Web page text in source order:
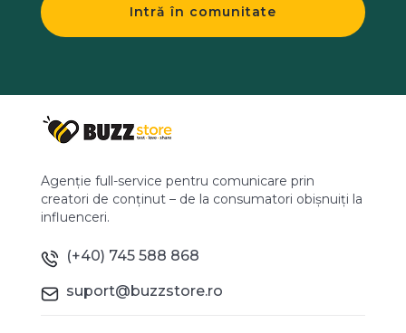
Intră în comunitate
Agenție full-service pentru comunicare prin
creatori de conținut – de la consumatori obișnuiți la
influenceri.
(+40) 745 588 868
suport@buzzstore.ro